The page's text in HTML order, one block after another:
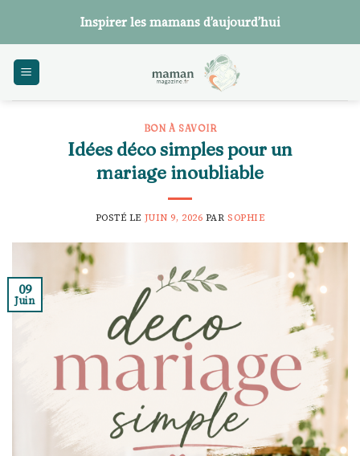
content
Inspirer les mamans d’aujourd’hui
BON À SAVOIR
Idées déco simples pour un
mariage inoubliable
POSTÉ LE JUIN 9, 2026 PARSOPHIE
09
Juin